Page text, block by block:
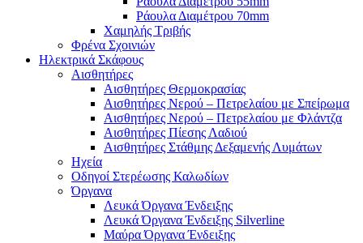
Ράουλα Διαμέτρου 70mm
Χαμηλής Τριβής
Φρένα Σχοινιών
Ηλεκτρικά Σκάφους
Αισθητήρες
Αισθητήρες Θερμοκρασίας
Αισθητήρες Νερού – Πετρελαίου με Σπείρωμα
Αισθητήρες Νερού – Πετρελαίου με Φλάντζα
Αισθητήρες Πίεσης Λαδιού
Αισθητήρες Στάθμης Δεξαμενής Λυμάτων
Ηχεία
Οδηγοί Στερέωσης Καλωδίων
Όργανα
Λευκά Όργανα Ένδειξης
Λευκά Όργανα Ένδειξης Silverline
Μαύρα Όργανα Ένδειξης